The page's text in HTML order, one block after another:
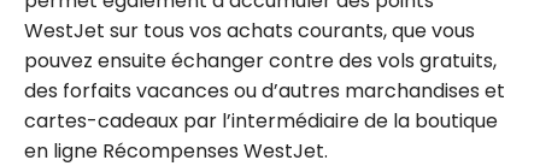
WestJet sur tous vos achats courants, que vous
pouvez ensuite échanger contre des vols gratuits,
des forfaits vacances ou d’autres marchandises et
cartes-cadeaux par l’intermédiaire de la boutique
en ligne Récompenses WestJet.